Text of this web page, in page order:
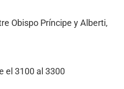
Obispo Príncipe y Alberti,
el 3100 al 3300